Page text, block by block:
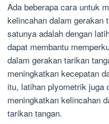
Ada beberapa cara untuk
kelincahan dalam gerakan
satunya adalah dengan
dapat membantu
dalam gerakan tarikan
meningkatkan kecepatan
itu, latihan plyometrik juga
meningkatkan kelincahan
tarikan tangan.